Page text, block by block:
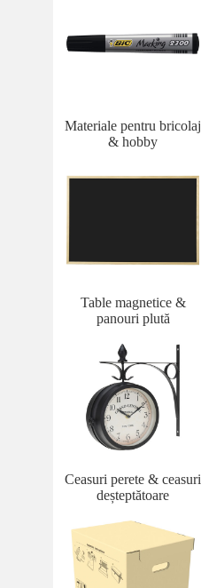
Materiale pentru bricolaj
& hobby
Table magnetice &
panouri plută
Ceasuri perete & ceasuri
deșteptătoare